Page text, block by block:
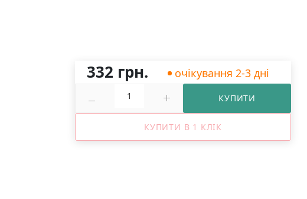
332 грн. очікування 2-3 дні
КУПИТИ
КУПИТИ В 1 КЛІК